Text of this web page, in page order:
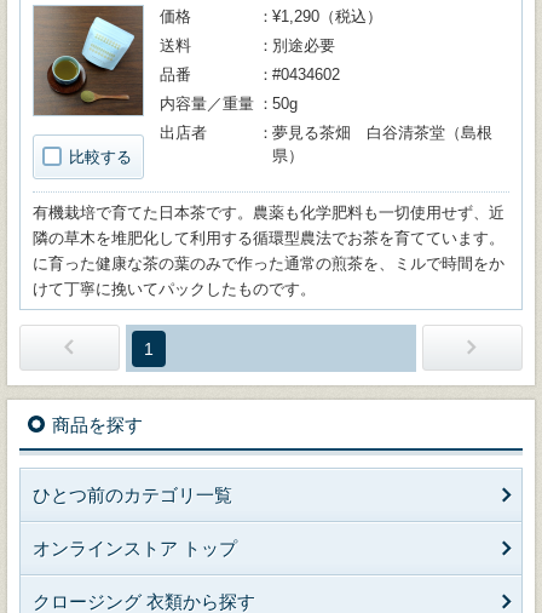
比較する
価格
¥1,290（税込）
送料
別途必要
品番
#0434602
内容量／重量
50g
出店者
夢見る茶畑 白谷清茶堂（島根
県）
有機栽培で育てた日本茶です。農薬も化学肥料も一切使用せず、近
隣の草木を堆肥化して利用する循環型農法でお茶を育てています。
に育った健康な茶の葉のみで作った通常の煎茶を、ミルで時間をか
けて丁寧に挽いてパックしたものです。
1
商品を探す
ひとつ前のカテゴリ一覧
オンラインストア トップ
クロージング 衣類から探す